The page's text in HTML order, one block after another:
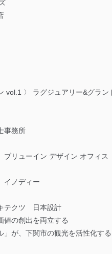
vol.1 〉 ラグジュアリー&グラン
事務所
リューイン デザイン オフィス
ノディー
テクツ 日本設計
値の創出を両立する
」が、下関市の観光を活性化する